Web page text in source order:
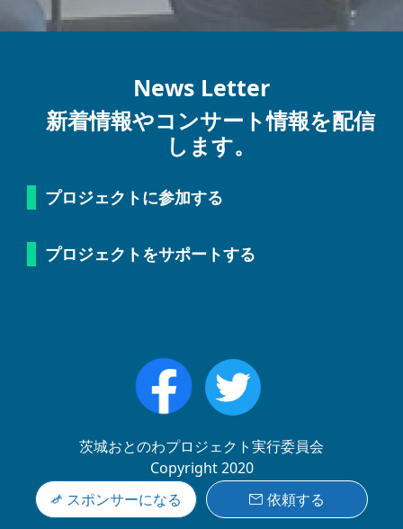
News Letter
新着情報やコンサート情報を配信
します。
プロジェクトに参加する
プロジェクトをサポートする
茨城おとのわプロジェクト実行委員会
Copyright 2020
スポンサーになる
依頼する